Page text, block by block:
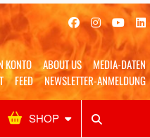
KONTO ABOUT US
MEDIA-DATEN
FEED NEWSLETTER-ANMELDUNG
SHOP
Shop SUCHEN